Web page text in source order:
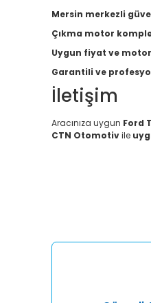
Mersin merkezli
Çıkma motor
Uygun fiyat ve
Garantili ve
İletişim
Aracınıza uygun Ford
CTN Otomotivile
Ürün bilgilerinde